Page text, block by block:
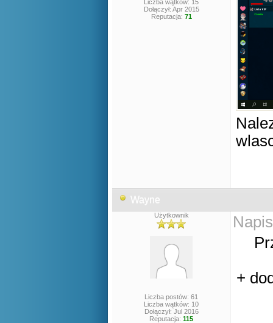
Liczba wątków: 15
Dołączył: Apr 2015
Reputacja: 71
Wayne
Użytkownik
Liczba postów: 61
Liczba wątków: 10
Dołączył: Jul 2016
Reputacja: 115
+